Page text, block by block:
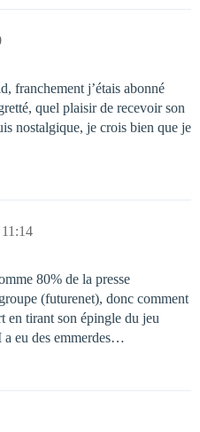
franchement j’étais abonné
quel plaisir de recevoir son
nostalgique, je crois bien que je
80% de la presse
(futurenet), donc comment
en tirant son épingle du jeu
eu des emmerdes…